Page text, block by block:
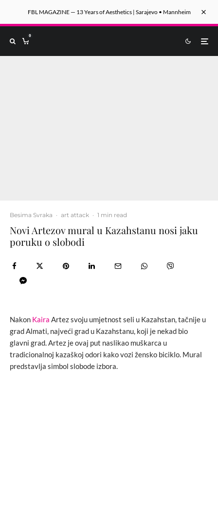
FBL MAGAZINE — 13 Years of Aesthetics | Sarajevo • Mannheim
0
Besima Svraka · art attack · 1 min read
Novi Artezov mural u Kazahstanu nosi jaku
poruku o slobodi
Nakon Kaira Artez svoju umjetnost seli u Kazahstan, tačnije u
grad Almati, najveći grad u Kazahstanu, koji je nekad bio
glavni grad. Artez je ovaj put naslikao muškarca u
tradicionalnoj kazaškoj odori kako vozi žensko biciklo. Mural
predstavlja simbol slobode izbora.